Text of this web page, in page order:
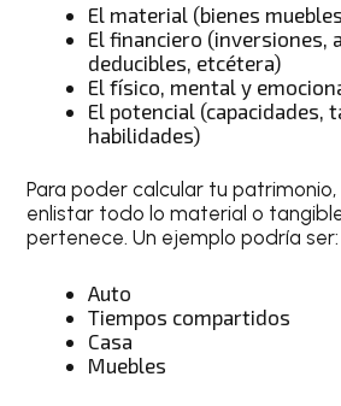
El material (bienes
El financiero (inversiones,
deducibles, etcétera)
El físico, mental y
El potencial (capacidades,
habilidades)
Para poder calcular tu
enlistar todo lo material o
pertenece. Un ejemplo podría ser:
Auto
Tiempos compartidos
Casa
Muebles